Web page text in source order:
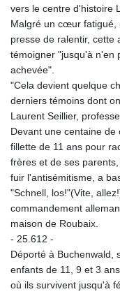
vers le centre d'histoire
Malgré un cœur fatigué,
presse de ralentir, cette
témoigner "jusqu'à n'en
achevée".
"Cela devient quelque
derniers témoins dont
Laurent Seillier,
Devant une centaine
fillette de 11 ans pour
frères et de ses
fuir l'antisémitisme, a
"Schnell, los!"(Vite,
commandement
maison de Roubaix.
- 25.612 -
Déporté à Buchenwald,
enfants de 11, 9 et 3
où ils survivent jusqu'à